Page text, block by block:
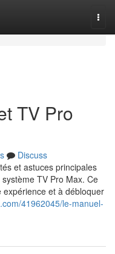
TV Pro
Discuss
et astuces principales
TV Pro Max. Ce
et à débloquer
41962045/le-manuel-